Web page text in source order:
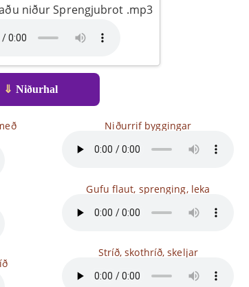
niður Sprengjubrot .mp3
⇓ Niðurhal
Niðurrif byggingar
Gufu flaut, sprenging, leka
Stríð, skothríð, skeljar